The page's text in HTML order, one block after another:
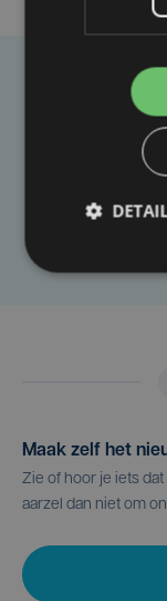
Heb je een
Maak zelf het
Zie of hoor je iets
aarzel dan niet om